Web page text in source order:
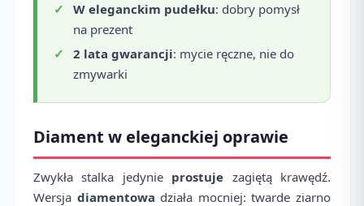
W eleganckim pudełku: dobry pomysł
na prezent
2 lata gwarancji: mycie ręczne, nie do
zmywarki
Diament w eleganckiej oprawie
Zwykła stalka jedynie prostuje zagiętą krawędź.
Wersja diamentowa działa mocniej: twarde ziarno